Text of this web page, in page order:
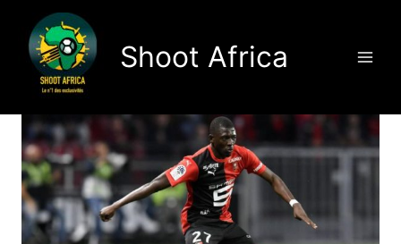
contenu
Shoot Africa